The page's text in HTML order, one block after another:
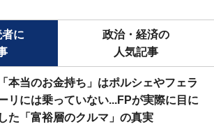
に
政治・経済の
人気記事
「本当のお金持ち」はポルシェやフェラ
リには乗っていない...FPが実際に目に
した「富裕層のクルマ」の真実